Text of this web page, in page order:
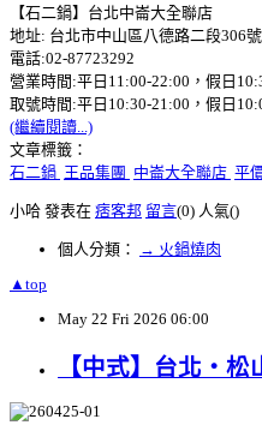
【石二鍋】台北中崙大全聯店
地址: 台北市中山區八德路二段306號
電話:02-87723292
營業時間:平日11:00-22:00，假日
取號時間:平日10:30-21:00，假日
(繼續閱讀...)
文章標籤：
石二鍋 王品集團 中崙大全聯店 平
小哈 發表在 痞客邦 留言(0) 人氣()
個人分類：
→ 火鍋燒肉
▲top
May 22 Fri 2026 06:00
【中式】台北‧